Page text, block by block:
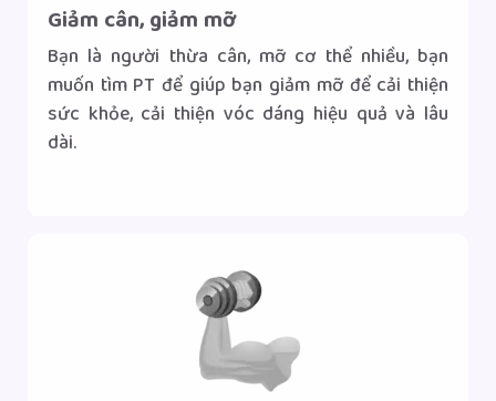
Giảm cân, giảm mỡ
Bạn là người thừa cân, mỡ cơ thể nhiều, bạn
muốn tìm PT để giúp bạn giảm mỡ để cải thiện
sức khỏe, cải thiện vóc dáng hiệu quả và lâu
dài.